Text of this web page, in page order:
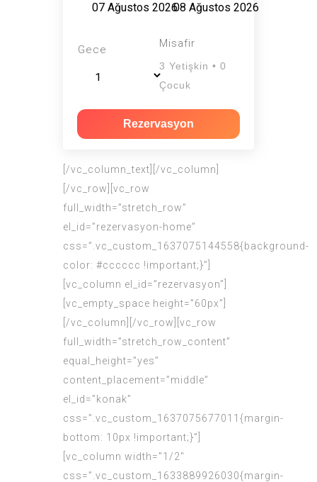
Gece
Misafir
3 Yetişkin • 0
Çocuk
Rezervasyon
[/vc_column_text][/vc_column]
[/vc_row][vc_row
full_width=”stretch_row”
el_id=”rezervasyon-home”
css=”.vc_custom_1637075144558{background-
color: #cccccc !important;}”]
[vc_column el_id=”rezervasyon”]
[vc_empty_space height=”60px”]
[/vc_column][/vc_row][vc_row
full_width=”stretch_row_content”
equal_height=”yes”
content_placement=”middle”
el_id=”konak”
css=”.vc_custom_1637075677011{margin-
bottom: 10px !important;}”]
[vc_column width=”1/2″
css=”.vc_custom_1633889926030{margin-